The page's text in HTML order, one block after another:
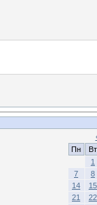
Пн
Вт
1
7
8
14
15
21
22